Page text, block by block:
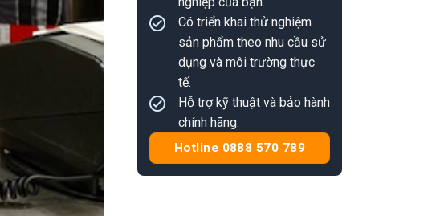
Có triển khai thử nghiệm
sản phẩm theo nhu cầu sử
dụng và môi trường thực
tế.
Hỗ trợ kỹ thuật và bảo hành
chính hãng.
Hotline 0888 570 789